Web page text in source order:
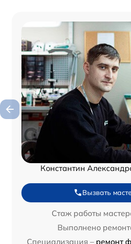
Константин
Вызвать
Стаж работы
Выполнено
Специализация – ремонт